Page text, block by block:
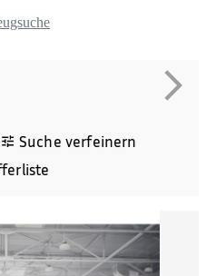
Suche verfeinern